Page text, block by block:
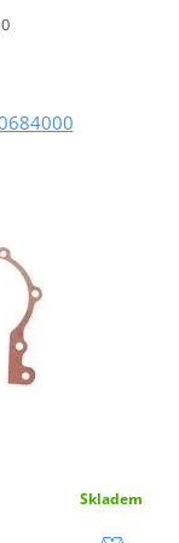
Skladem